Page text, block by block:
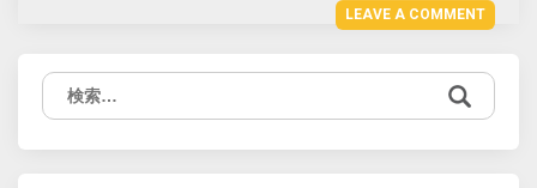
LEAVE A COMMENT
検
索: